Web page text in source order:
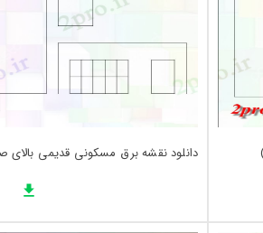
دانلود نقشه برق مسکونی قدیمی بالای